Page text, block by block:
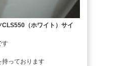
（ホワイト）サイ
す
持っております